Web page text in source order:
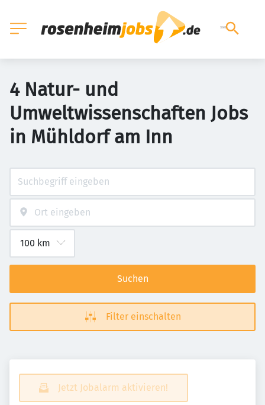
4 Natur- und
Umweltwissenschaften Jobs
in Mühldorf am Inn
Suchen
Filter einschalten
Jetzt Jobalarm aktivieren!